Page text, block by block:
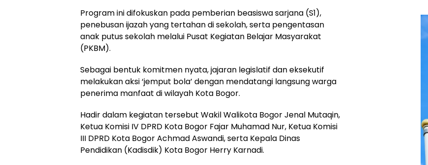
Program ini difokuskan pada pemberian beasiswa sarjana (S1),
penebusan ijazah yang tertahan di sekolah, serta pengentasan
anak putus sekolah melalui Pusat Kegiatan Belajar Masyarakat
(PKBM).
​Sebagai bentuk komitmen nyata, jajaran legislatif dan eksekutif
melakukan aksi ‘jemput bola’ dengan mendatangi langsung warga
penerima manfaat di wilayah Kota Bogor.
​Hadir dalam kegiatan tersebut Wakil Walikota Bogor Jenal Mutaqin,
Ketua Komisi IV DPRD Kota Bogor Fajar Muhamad Nur, Ketua Komisi
III DPRD Kota Bogor Achmad Aswandi, serta Kepala Dinas
Pendidikan (Kadisdik) Kota Bogor Herry Karnadi.